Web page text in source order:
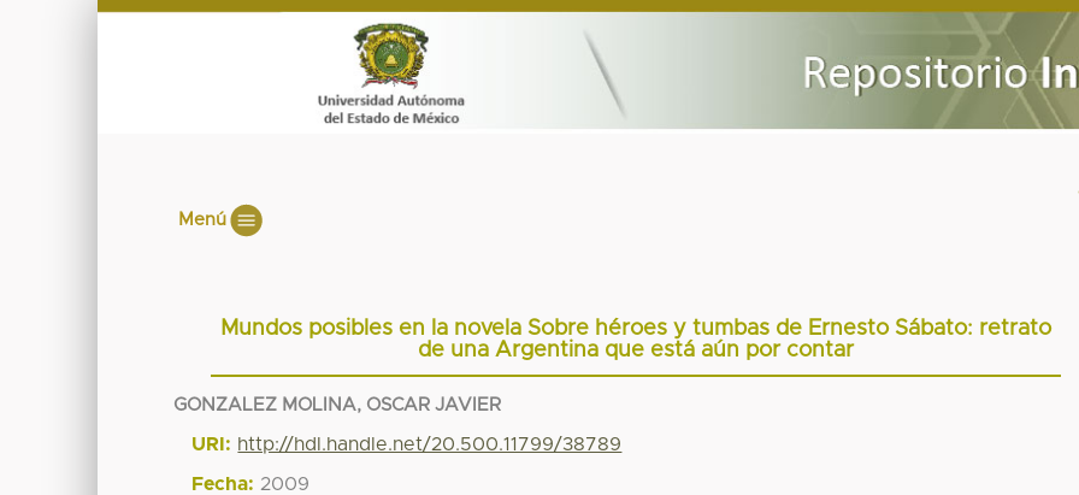
Menú
Mundos posibles en la novela Sobre héroes y tumbas de Ernesto Sábato: retrato
de una Argentina que está aún por contar
GONZALEZ MOLINA, OSCAR JAVIER
URI: http://hdl.handle.net/20.500.11799/38789
Fecha: 2009